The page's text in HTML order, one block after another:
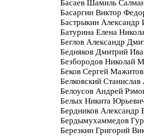
Басаев Шамиль
Басаргин Виктор
Бастрыкин Александр
Батурина Елена
Беглов Александр
Бедняков Дмитрий
Безбородов Николай
Беков Сергей
Белковский
Белоусов Андрей
Белых Никита
Бердников Александр
Бердымухаммедов
Березкин Григорий